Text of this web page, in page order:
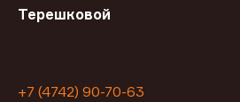
Терешковой
+7 (4742) 90-70-63